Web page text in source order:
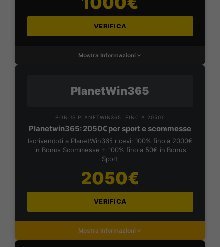
VERIFICA
Mostra Informazioni
PlanetWin365
BONUS PLANETWIN365: FINO A 2050€
Planetwin365: 2050€ per sport e scommesse
Iscrivendoti a PlanetWin365 ricevi: 100% fino a 2000€
in Bonus Scommesse + 100% fino a 50€ in Bonus
Sport
2050€
VERIFICA
Mostra Informazioni